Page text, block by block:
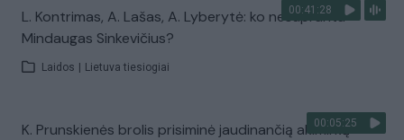
00:41:28
L. Kontrimas, A. Lašas, A. Lyberytė: ko nesupranta
Mindaugas Sinkevičius?
Laidos Lietuva tiesiogiai
00:05:25
K. Prunskienės brolis prisiminė jaudinančią akimirką